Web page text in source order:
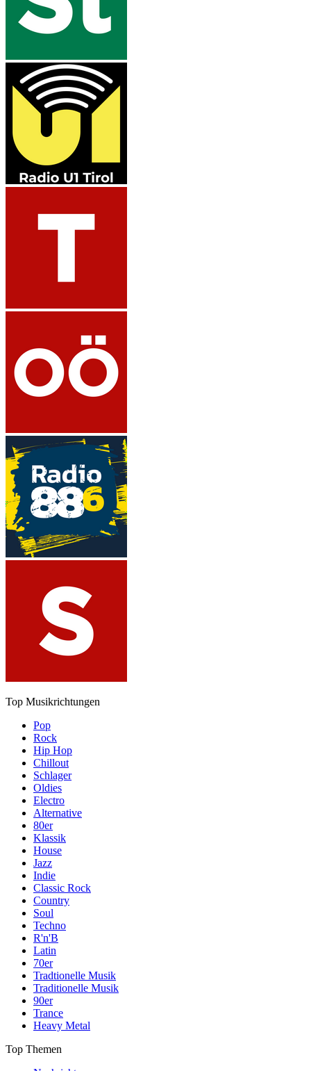
Top Musikrichtungen
Pop
Rock
Hip Hop
Chillout
Schlager
Oldies
Electro
Alternative
80er
Klassik
House
Jazz
Indie
Classic Rock
Country
Soul
Techno
R'n'B
Latin
70er
Tradtionelle Musik
Traditionelle Musik
90er
Trance
Heavy Metal
Top Themen